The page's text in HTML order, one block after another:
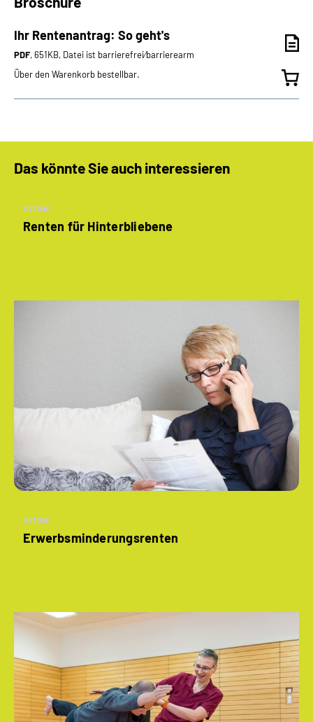
Ihr Rentenantrag: So geht's
PDF, 651KB, Datei ist barrierefrei⁄barrierearm
Über den Warenkorb bestellbar.
Das könnte Sie auch interessieren
Artikel
Renten für Hinterbliebene
Artikel
­Erwerbsminderungs­renten